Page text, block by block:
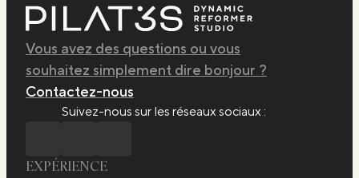
Vous avez des questions ou vous
souhaitez simplement dire bonjour ?
Contactez-nous
Suivez-nous sur les réseaux sociaux :
EXPÉRIENCE